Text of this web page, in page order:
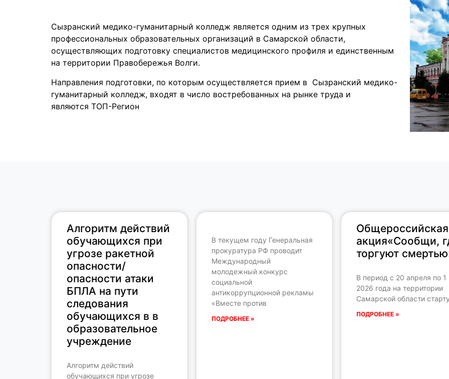
Сызранский медико-гуманитарный колледж является одним из трех крупных
профессиональных образовательных организаций в Самарской области,
осуществляющих подготовку специалистов медицинского профиля и единственным
на территории Правобережья Волги.
Направления подготовки, по которым осуществляется прием в Сызранский медико-
гуманитарный колледж, входят в число востребованных на рынке труда и
являются ТОП-Регион
Алгоритм действий
обучающихся при
угрозе ракетной
опасности/
опасности атаки
БПЛА на пути
следования
обучающихся в в
образовательное
учреждение
Алгоритм действий
обучающихся при угрозе
В текущем году Генеральная
прокуратура РФ проводит
Международный
молодежный конкурс
социальной
антикоррупционной рекламы
«Вместе против
ПОДРОБНЕЕ »
Общероссийская
акция«Сообщи,
торгуют
В период с 20 апреля по 1
2026 года на территории
Самарской области
ПОДРОБНЕЕ »